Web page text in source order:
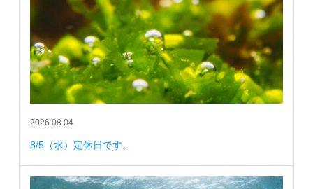
2026.08.04
8/5（水）定休日です。